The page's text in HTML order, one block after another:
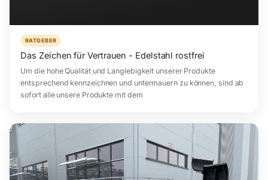
RATGEBER
Das Zeichen für Vertrauen - Edelstahl rostfrei
Um die hohe Qualität und Langlebigkeit unserer Produkte
entsprechend kennzeichnen und untermauern zu können, sind ab
sofort alle unsere Produkte mit dem